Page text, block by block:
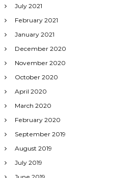
July 2021
February 2021
January 2021
December 2020
November 2020
October 2020
April 2020
March 2020
February 2020
September 2019
August 2019
July 2019